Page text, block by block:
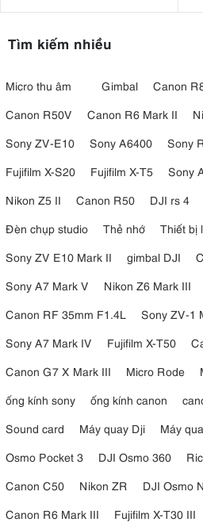
Tìm kiếm nhiều
Micro thu âm Gimbal Canon
Canon R50V
Canon R6 Mark II
Sony ZV-E10
Sony A6400 Sony
Fujifilm X-S20
Fujifilm X-T5 Sony
Nikon Z5 II
Canon R50 DJI rs 4
Đèn chụp studio
Thẻ nhớ
Thiết bị
Sony ZV E10 Mark II
gimbal DJI
Sony A7 Mark V
Nikon Z6 Mark III
Canon RF 35mm F1.4L
Sony ZV-1
Sony A7 Mark IV
Fujifilm X-T50
Canon G7 X Mark III
Micro Rode
ống kính sony
ống kính canon
Sound card
Máy quay Dji Máy
Osmo Pocket 3
DJI Osmo 360
Canon C50
Nikon ZR DJI Osmo
Canon R6 Mark III
Fujifilm X-T30 III